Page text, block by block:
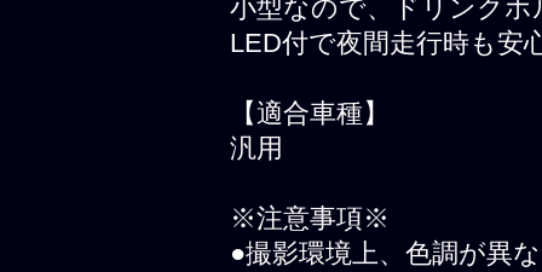
小型なので、ドリンクホ
LED付で夜間走行時も安
【適合車種】
汎用
※注意事項※
●撮影環境上、色調が異